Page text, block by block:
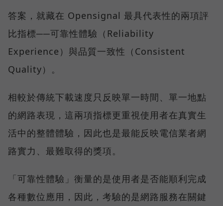
答案，就藏在 Opensignal 最具代表性的兩項評
比指標──可靠性體驗（Reliability
Experience）與品質一致性（Consistent
Quality）。
相較於傳統下載速度只反映單一時間、單一地點
的網路表現，這兩項指標更重視使用者在真實生
活中的整體體驗，因此也是最能反映電信業者網
路實力、最難取得的獎項。
「可靠性體驗」衡量的是使用者是否能順利完成
各種數位應用，因此，考驗的是網路服務在關鍵